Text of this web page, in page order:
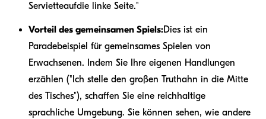
Servietteaufdie linke Seite."
Vorteil des gemeinsamen Spiels:Dies ist ein
Paradebeispiel für gemeinsames Spielen von
Erwachsenen. Indem Sie Ihre eigenen Handlungen
erzählen ("Ich stelle den großen Truthahn in die Mitte
des Tisches"), schaffen Sie eine reichhaltige
sprachliche Umgebung. Sie können sehen, wie andere